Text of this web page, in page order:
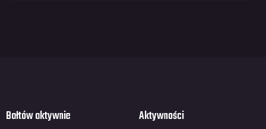
Bałtów aktywnie Aktywności